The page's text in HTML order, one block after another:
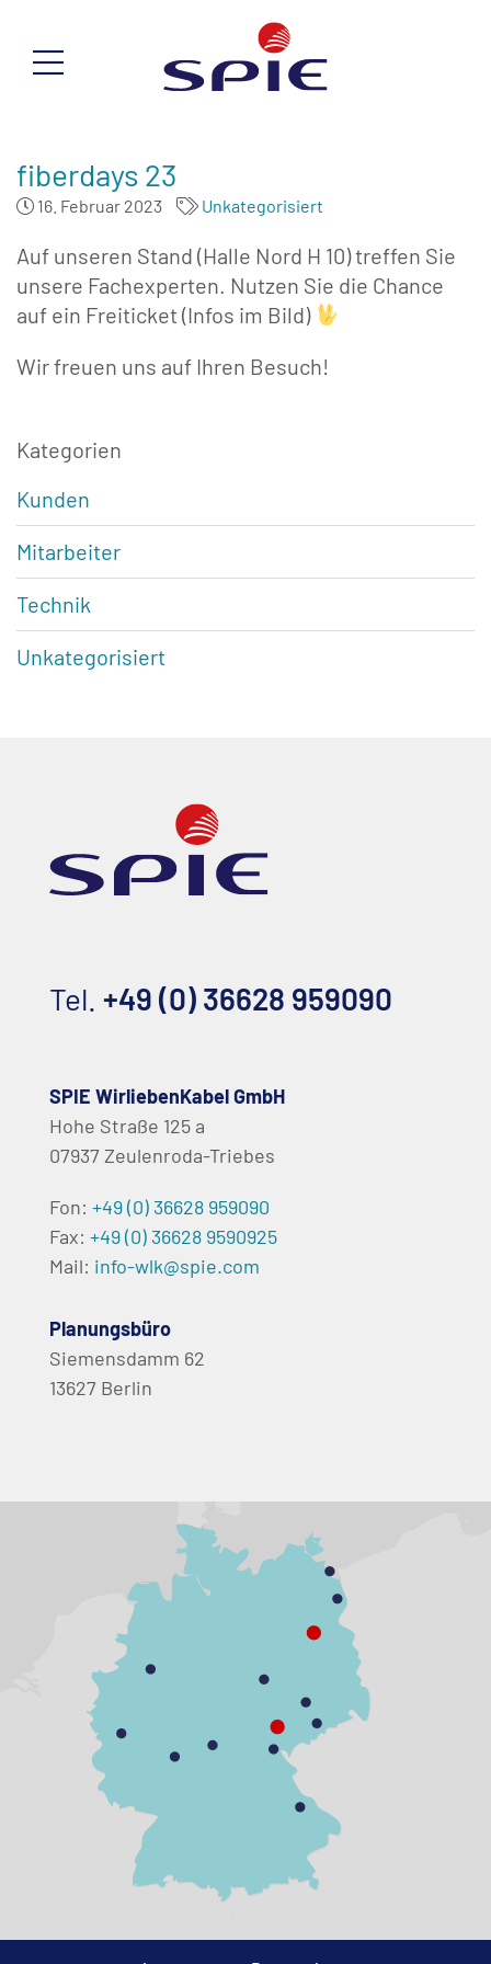
fiberdays 23
16. Februar 2023 Unkategorisiert
Auf unseren Stand (Halle Nord H 10) treffen Sie
unsere Fachexperten. Nutzen Sie die Chance
auf ein Freiticket (Infos im Bild)
Wir freuen uns auf Ihren Besuch!
Kategorien
Kunden
Mitarbeiter
Technik
Unkategorisiert
Tel. +49 (0) 36628 959090
SPIE WirliebenKabel GmbH
Hohe Straße 125 a
07937 Zeulenroda-Triebes
Planungsbüro
Siemensdamm 62
13627 Berlin
Fon: +49 (0) 36628 959090
Fax: +49 (0) 36628 9590925
Mail: info-wlk@spie.com